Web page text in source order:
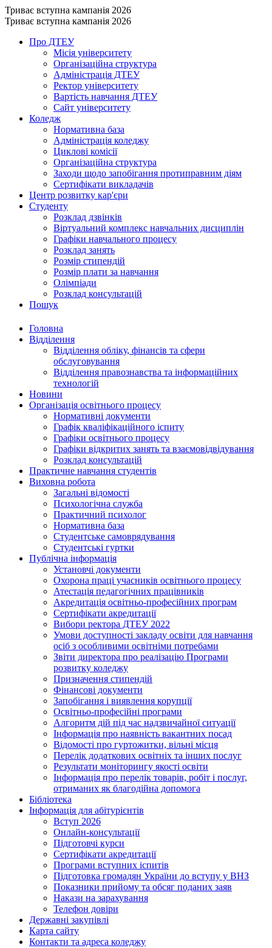
Триває вступна кампанія 2026
Триває вступна кампанія 2026
Про ДТЕУ
Місія університету
Організаційна структура
Адміністрація ДТЕУ
Ректор університету
Вартість навчання ДТЕУ
Сайт університету
Коледж
Нормативна база
Адміністрація коледжу
Циклові комісії
Організаційна структура
Заходи щодо запобігання протиправним діям
Сертифікати викладачів
Центр розвитку кар'єри
Студенту
Розклад дзвінків
Віртуальний комплекс навчальних дисциплін
Графіки навчального процесу
Розклад занять
Розмір стипендій
Розмір плати за навчання
Олімпіади
Розклад консультацій
Пошук
Головна
Відділення
Відділення обліку, фінансів та сфери
обслуговування
Відділення правознавства та інформаційних
технологій
Новини
Організація освітнього процесу
Нормативні документи
Графік кваліфікаційного іспиту
Графіки освітнього процесу
Графіки відкритих занять та взаємовідвідування
Розклад консультацій
Практичне навчання студентів
Виховна робота
Загальні відомості
Психологічна служба
Практичний психолог
Нормативна база
Студентське самоврядування
Студентські гуртки
Публічна інформація
Установчі документи
Охорона праці учасників освітнього процесу
Атестація педагогічних працівників
Акредитація освітньо-професійних програм
Сертифікати акредитації
Вибори ректора ДТЕУ 2022
Умови доступності закладу освіти для навчання
осіб з особливими освітніми потребами
Звіти директора про реалізацію Програми
розвитку коледжу
Призначення стипендій
Фінансові документи
Запобігання і виявлення корупції
Освітньо-професійні програми
Алгоритм дій під час надзвичайної ситуації
Інформація про наявність вакантних посад
Відомості про гуртожитки, вільні місця
Перелік додаткових освітніх та інших послуг
Результати моніторингу якості освіти
Інформація про перелік товарів, робіт і послуг,
отриманих як благодійна допомога
Бібліотека
Інформація для абітурієнтів
Вступ 2026
Онлайн-консультації
Підготовчі курси
Сертифікати акредитації
Програми вступних іспитів
Підготовка громадян України до вступу у ВНЗ
Показники прийому та обсяг поданих заяв
Накази на зарахування
Телефон довіри
Державні закупівлі
Карта сайту
Контакти та адреса коледжу